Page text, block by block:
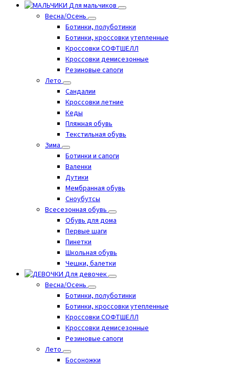
Для мальчиков
Весна/Осень
Ботинки, полуботинки
Ботинки, кроссовки утепленные
Кроссовки СОФТШЕЛЛ
Кроссовки демисезонные
Резиновые сапоги
Лето
Cандалии
Кроссовки летние
Кеды
Пляжная обувь
Текстильная обувь
Зима
Ботинки и сапоги
Валенки
Дутики
Мембранная обувь
Сноубутсы
Всесезонная обувь
Обувь для дома
Первые шаги
Пинетки
Школьная обувь
Чешки, балетки
Для девочек
Весна/Осень
Ботинки, полуботинки
Ботинки, кроссовки утепленные
Кроссовки СОФТШЕЛЛ
Кроссовки демисезонные
Резиновые сапоги
Лето
Босоножки